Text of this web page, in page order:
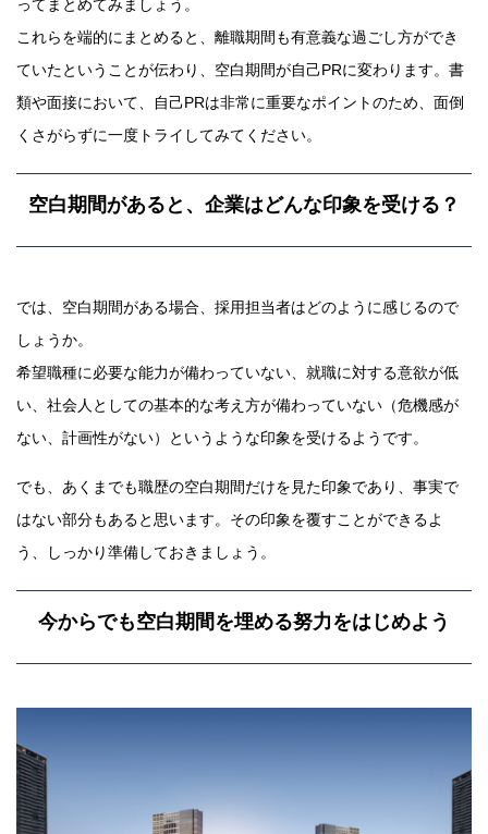
ってまとめてみましょう。
これらを端的にまとめると、離職期間も有意義な過ごし方ができ
ていたということが伝わり、空白期間が自己PRに変わります。書
類や面接において、自己PRは非常に重要なポイントのため、面倒
くさがらずに一度トライしてみてください。
空白期間があると、企業はどんな印象を受ける？
では、空白期間がある場合、採用担当者はどのように感じるので
しょうか。
希望職種に必要な能力が備わっていない、就職に対する意欲が低
い、社会人としての基本的な考え方が備わっていない（危機感が
ない、計画性がない）というような印象を受けるようです。
でも、あくまでも職歴の空白期間だけを見た印象であり、事実で
はない部分もあると思います。その印象を覆すことができるよ
う、しっかり準備しておきましょう。
今からでも空白期間を埋める努力をはじめよう